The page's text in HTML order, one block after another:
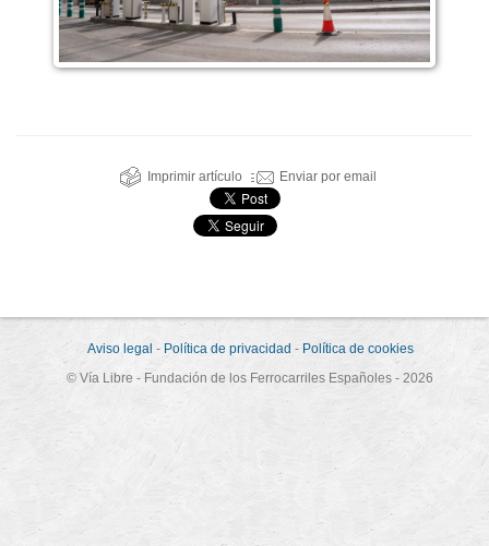
Imprimir artículo Enviar por email
Aviso legal - Política de privacidad - Política de cookies
© Vía Libre - Fundación de los Ferrocarriles Españoles - 2026